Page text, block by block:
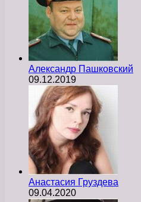
Александр Пашковский
09.12.2019
Анастасия Груздева
09.04.2020